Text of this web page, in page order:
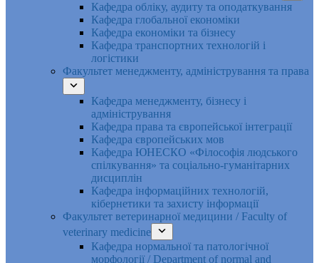
Кафедра обліку, аудиту та оподаткування
Кафедра глобальної економіки
Кафедра економіки та бізнесу
Кафедра транспортних технологій і
логістики
Факультет менеджменту, адміністрування та права
Кафедра менеджменту, бізнесу і
адміністрування
Кафедра права та європейської інтеграції
Кафедра європейських мов
Кафедра ЮНЕСКО «Філософія людського
спілкування» та соціально-гуманітарних
дисциплін
Кафедра інформаційних технологій,
кібернетики та захисту інформації
Факультет ветеринарної медицини / Faculty of
veterinary medicine
Кафедра нормальної та патологічної
морфології / Department of normal and